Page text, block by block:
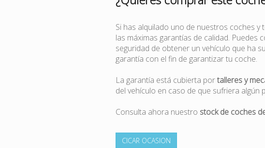
Si has alquilado uno de nuestros coches
las máximas garantías de calidad. Puedes
seguridad de obtener un vehículo que ha
garantía con el fin de garantizar tu coche.
La garantía está cubierta portalleres y
del vehículo en caso de que sufriera
Consulta ahora nuestro stock de coches
CICAR OCASION